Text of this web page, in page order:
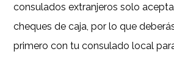
consulados extranjeros solo
cheques de caja, por lo que
primero con tu consulado local